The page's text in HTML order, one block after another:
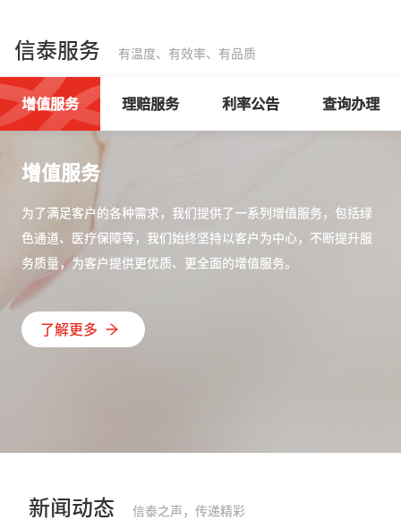
信泰服务 有温度、有效率、有品质
增值服务
为了满足客户的各种需求，我们提供了一系列增值服务，包括绿
色通道、医疗保障等，我们始终坚持以客户为中心，不断提升服
务质量，为客户提供更优质、更全面的增值服务。
了解更多
增值服务 理赔服务 利率公告 查询办理
新闻动态 信泰之声，传递精彩